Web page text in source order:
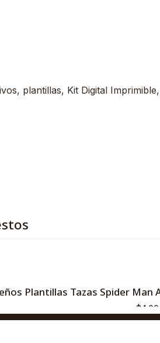
plantillas, Kit Digital
Plantillas Tazas Spider
$4,00